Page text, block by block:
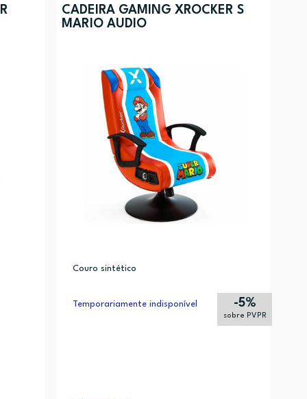
CADEIRA GAMING XROCKER S
MARIO AUDIO
Couro sintético
Temporariamente indisponível -5%
sobre PVPR